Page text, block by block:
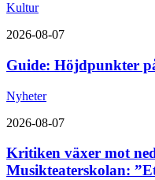
Kultur
2026-08-07
Guide: Höjdpunkter
Nyheter
2026-08-07
Kritiken växer mot
Musikteaterskolan: